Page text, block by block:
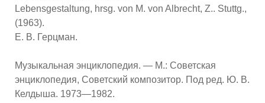
Lebensgestaltung, hrsg. von M. von Albrecht, Z.. Stuttg.,
(1963).
E. В. Герцман.
Музыкальная энциклопедия. — М.: Советская
энциклопедия, Советский композитор. Под ред. Ю. В.
Келдыша. 1973—1982.